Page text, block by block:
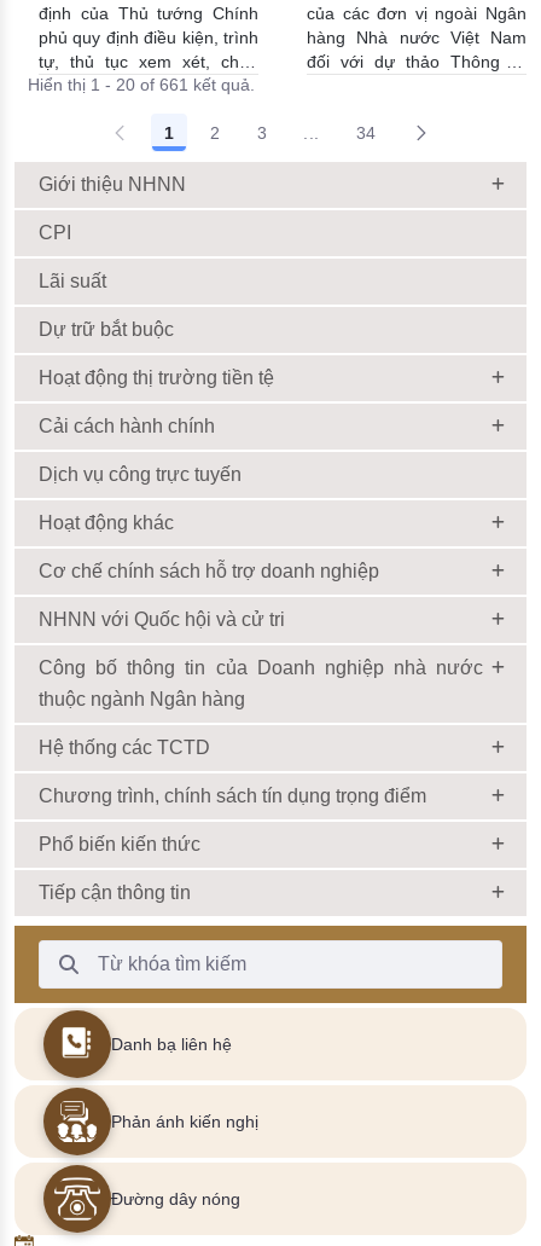
định của Thủ tướng Chính
phủ quy định điều kiện, trình
tự, thủ tục xem xét, chấp
thuận cho Tổ chức kinh tế
lãnh cho người không cư trú
18/06/2026 | 15:57:00
của các đơn vị ngoài Ngân
hàng Nhà nước Việt Nam
đối với dự thảo Thông tư
định về chế độ báo cáo định
kỳ NHNN Việt Nam
Hiển thị 1 - 20 of 661 kết quả.
1 2 3 Trang trung gian Use TAB
34
Giới thiệu NHNN
CPI
Lãi suất
Dự trữ bắt buộc
Hoạt động thị trường tiền tệ
Cải cách hành chính
Dịch vụ công trực tuyến
Hoạt động khác
Cơ chế chính sách hỗ trợ doanh nghiệp
NHNN với Quốc hội và cử tri
Công bố thông tin của Doanh nghiệp nhà nước
thuộc ngành Ngân hàng
Hệ thống các TCTD
Chương trình, chính sách tín dụng trọng điểm
Phổ biến kiến thức
Tiếp cận thông tin
Thanh Tìm kiếm
Danh bạ liên hệ
Phản ánh kiến nghị
Đường dây nóng